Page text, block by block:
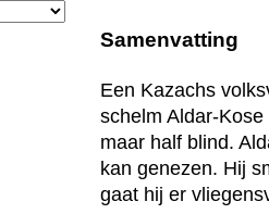
Samenvatting
Een Kazachs
schelm Aldar-
maar half blind.
kan genezen. Hij
gaat hij er